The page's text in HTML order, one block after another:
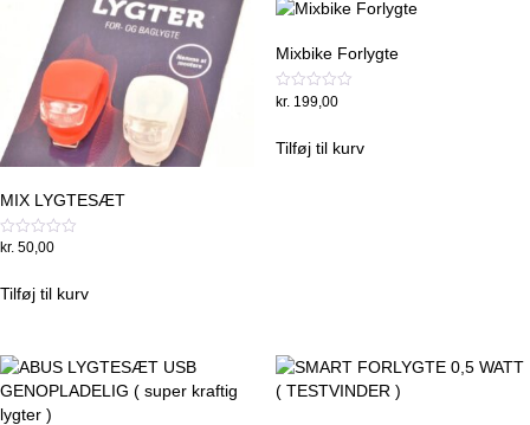
MIX LYGTESÆT
Vurderet
af
5
kr. 50,00
Tilføj til kurv
Mixbike Forlygte
Vurderet
af
5
kr.199,00
Tilføj til kurv